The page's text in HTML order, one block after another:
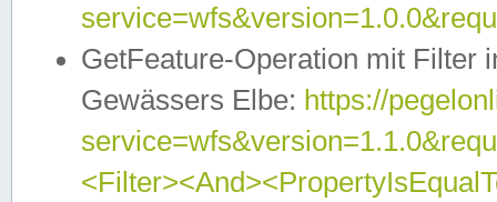
GetFeature-Operation mit Filter
Gewässers Elbe: https://